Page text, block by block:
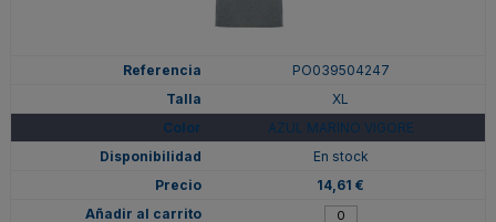
PO039504247
XL
AZUL MARINO VIGORE
En stock
14,61 €